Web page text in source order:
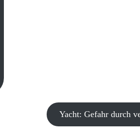
Yacht: Gefahr durch